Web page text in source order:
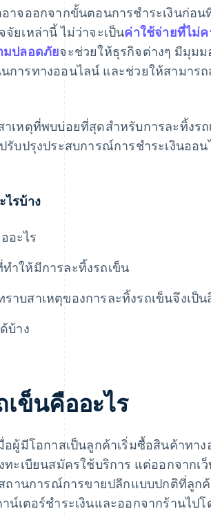
าจออกจากขั้นตอนการชําระเงินก่อน
ยเหล่านี้ ไม่ว่าจะเป็นค่าใช้จ่ายที่ไม่
มปลอดภัยจะช่วยให้ธุรกิจต่างๆ มีมุม
การทางออนไลน์ และช่วยให้สามาร
เหตุที่พบบ่อยที่สุดสําหรับการละทิ้งร
รับปรุงประสบการณ์การชําระเงินออ
รบ้าง
อะไร
าให้มีการละทิ้งรถเข็น
ราบสาเหตุของการละทิ้งรถเข็นจึงเป็
บ้าง
เข็นคืออะไร
อผู้มีโอกาสเป็นลูกค้าเริ่มซื้อสินค้าทา
ทะเบียนสมัครใช้บริการ แต่ออกจาก
สถานการณ์การขายปลีกแบบปกติที่ลูก
น์เตอร์ชำระเงินและออกจากร้านไป